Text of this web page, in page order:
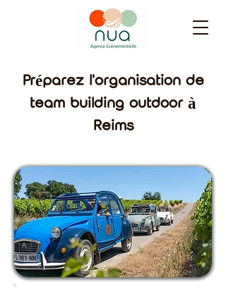
Préparez l'organisation de
team building outdoor à
Reims